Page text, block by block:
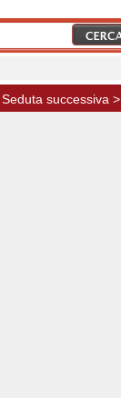
Seduta successiva >